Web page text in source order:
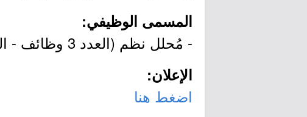
المسمى الوظيفي:
- مُحلل نظم (العدد 3 وظائف - المرتبة السابعة).
الإعلان:
اضغط هنا